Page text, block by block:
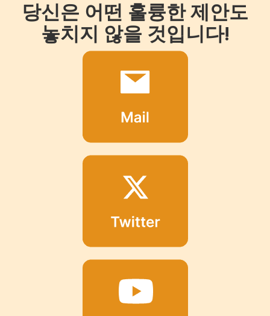
당신은 어떤 훌륭한 제안도
놓치지 않을 것입니다!